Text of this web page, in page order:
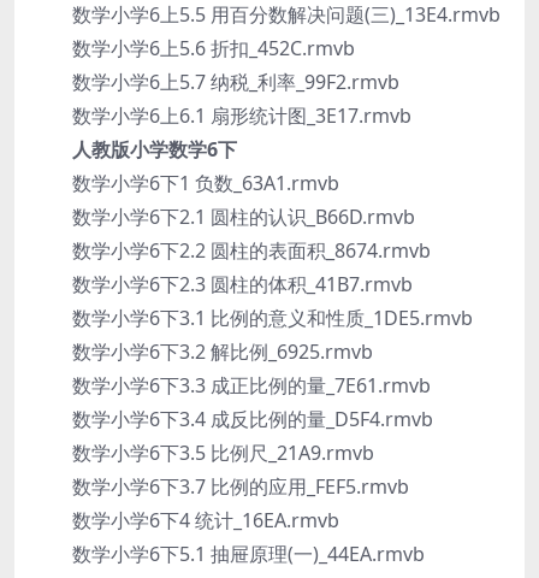
数学小学6上5.5 用百分数解决问题(三)_13E4.rmvb
数学小学6上5.6 折扣_452C.rmvb
数学小学6上5.7 纳税_利率_99F2.rmvb
数学小学6上6.1 扇形统计图_3E17.rmvb
人教版小学数学6下
数学小学6下1 负数_63A1.rmvb
数学小学6下2.1 圆柱的认识_B66D.rmvb
数学小学6下2.2 圆柱的表面积_8674.rmvb
数学小学6下2.3 圆柱的体积_41B7.rmvb
数学小学6下3.1 比例的意义和性质_1DE5.rmvb
数学小学6下3.2 解比例_6925.rmvb
数学小学6下3.3 成正比例的量_7E61.rmvb
数学小学6下3.4 成反比例的量_D5F4.rmvb
数学小学6下3.5 比例尺_21A9.rmvb
数学小学6下3.7 比例的应用_FEF5.rmvb
数学小学6下4 统计_16EA.rmvb
数学小学6下5.1 抽屉原理(一)_44EA.rmvb